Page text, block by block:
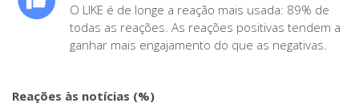
O LIKE é de longe a reação mais usada: 89% de
todas as reações. As reações positivas tendem a
ganhar mais engajamento do que as negativas.
Reações às notícias (%)